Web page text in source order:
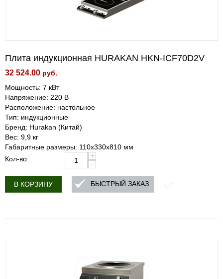
Плита индукционная HURAKAN HKN-ICF70D2V
32 524.00 руб.
Мощность: 7 кВт
Напряжение: 220 В
Расположение: настольное
Тип: индукционные
Бренд: Hurakan (Китай)
Вес: 9,9 кг
Габаритные размеры: 110х330х810 мм
Кол-во:
+
−
В КОРЗИНУ БЫСТРЫЙ ЗАКАЗ